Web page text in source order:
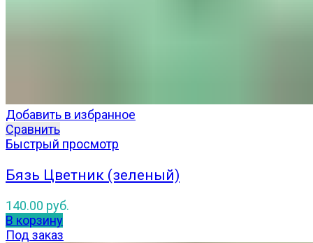
Добавить в избранное
Сравнить
Быстрый просмотр
Бязь Цветник (зеленый)
140.00 руб.
В корзину
Под заказ